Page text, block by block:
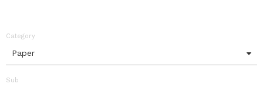
Category
Paper
Sub